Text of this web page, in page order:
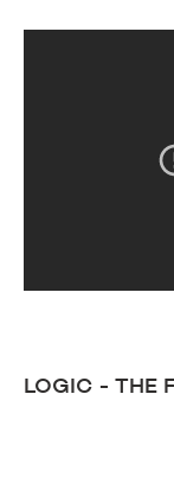
LOGIC - THE